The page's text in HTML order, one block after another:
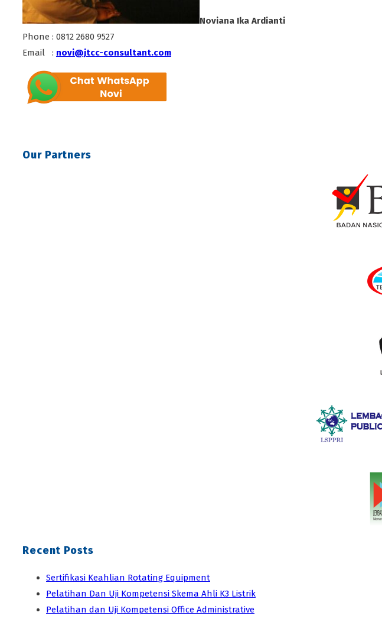
Noviana Ika Ardianti
Phone : 0812 2680 9527
Email : novi@jtcc-consultant.com
Our Partners
Recent Posts
Sertifikasi Keahlian Rotating Equipment
Pelatihan Dan Uji Kompetensi Skema Ahli K3 Listrik
Pelatihan dan Uji Kompetensi Office Administrative